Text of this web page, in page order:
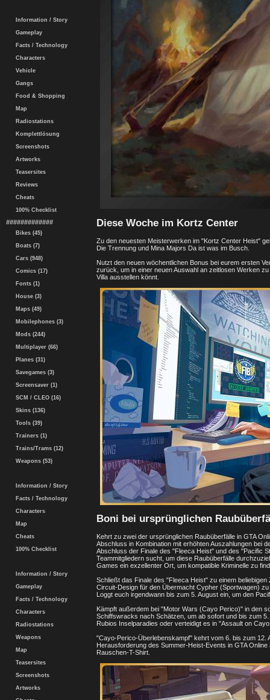
Information / Story
Gameplay
Facts / Technology
Characters
Vehicle
Gangs
Food & Shopping
Map
Radiostations
Komplettlösung
Screenshots
Artworks
Teasersites
Reviews
Cheats
100% Checklist
#############
Bikes (45)
Boats (7)
Cars (948)
Comics (17)
Fonts (1)
House (3)
Maps (49)
Mobilephones (3)
Mods (244)
Multiplayer (66)
Planes (31)
Savegames (3)
Screensaver (1)
SCM / CLEO (16)
Skins (136)
Tools (39)
Trainers (1)
Trains/Trams (12)
Weapons (53)
Information / Story
Facts / Technology
Characters
Map
Cheats
100% Checklist
Information / Story
Gameplay
Facts / Technology
Characters
Radiostations
Weapons
Map
Teasersites
Screenshots
Artworks
Diese Woche im Kortz Center
Zu den neuesten Meisterwerken im "Kortz Center Heist"
Die Trennung und Mina Majors Da ist was im Busch.
Nutzt den neuen wöchentlichen Bonus bei eurem ersten
zurück, um in einer neuen Auswahl an zeitlosen Werken
Villa ausstellen könnt.
Boni bei ursprünglichen
Kehrt zu zwei der ursprünglichen Raubüberfälle in GTA
Abschluss in Kombination mit erhöhten Auszahlungen bei
Abschluss der Finale des "Fleeca Heist" und des "Pacific
Teammitgliedern sucht, um diese Raubüberfälle
Games ein exzellenter Ort, um kompatible Kriminelle zu
Schließt das Finale des "Fleeca Heist" zu einem
Circuit-Design für den Übermacht Cypher (Sportwagen)
Loggt euch irgendwann bis zum 5. August ein, um den
Kämpft außerdem bei "Motor Wars (Cayo Perico)" in den
Schiffswracks nach Schätzen, um ab sofort und bis zum
Rubios Inselparadies oder verteidigt es in "Assault on
"Cayo-Perico-Überlebenskampf" kehrt vom 6. bis zum
Herausforderung des Summer-Heist-Events in GTA
Rauschen-T-Shirt.